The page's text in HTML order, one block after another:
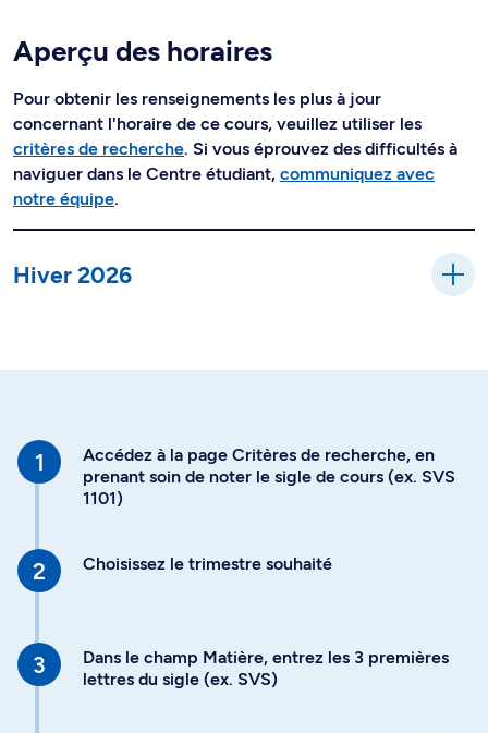
Aperçu des horaires
Pour obtenir les renseignements les plus à jour
concernant l'horaire de ce cours, veuillez utiliser les
critères de recherche. Si vous éprouvez des difficultés à
naviguer dans le Centre étudiant, communiquez avec
notre équipe.
Hiver 2026
Accédez à la page Critères de recherche, en
prenant soin de noter le sigle de cours (ex. SVS
1101)
Choisissez le trimestre souhaité
Dans le champ Matière, entrez les 3 premières
lettres du sigle (ex. SVS)